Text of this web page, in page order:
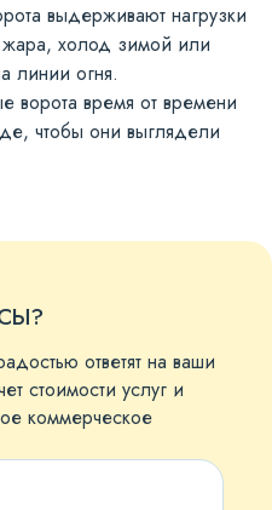
выдерживают нагрузки
жара, холод зимой или
линии огня.
ворота время от времени
чтобы они выглядели
ответят на ваши
стоимости услуг и
коммерческое